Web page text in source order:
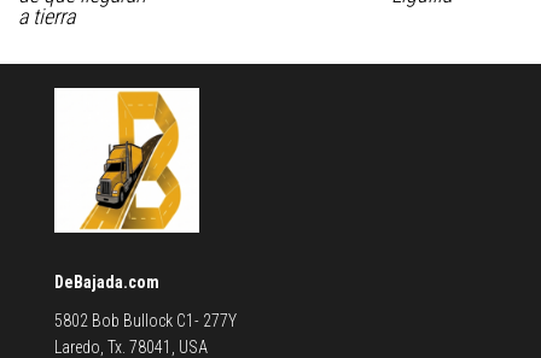
a tierra
DeBajada.com
5802 Bob Bullock C1- 277Y
Laredo, Tx. 78041, USA